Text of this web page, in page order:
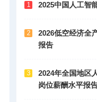
1 2025中国人工智
2
2026低空经济全
报告
3
2024年全国地区
岗位薪酬水平报